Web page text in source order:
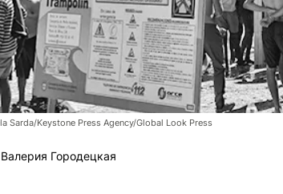
Sarda/Keystone Press Agency/Global Look Press
Валерия Городецкая